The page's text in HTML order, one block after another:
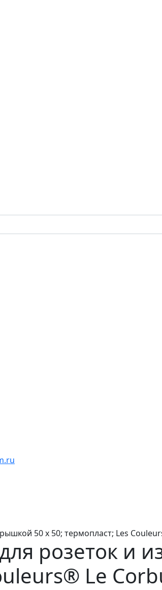
50 x 50; термопласт; Les
розеток и
Le